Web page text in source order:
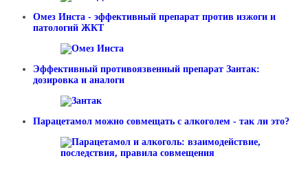
Омез Инста - эффективный препарат против изжоги и
патологий ЖКТ
Эффективный противоязвенный препарат Зантак:
дозировка и аналоги
Парацетамол можно совмещать с алкоголем - так ли это?